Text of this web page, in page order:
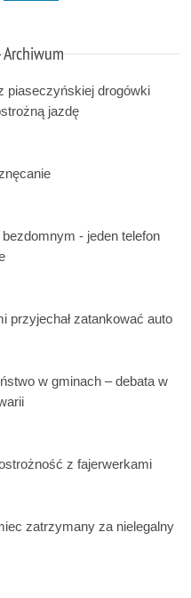
piaseczyńskiej drogówki
jazdę
- jeden telefon
przyjechał zatankować auto
w gminach – debata w
z fajerwerkami
zatrzymany za nielegalny